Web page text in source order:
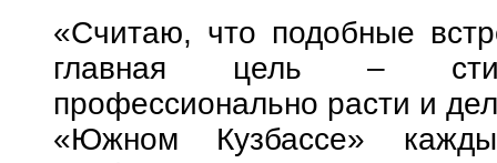
«Считаю, что подобные
главная цель –
профессионально расти и
«Южном Кузбассе»